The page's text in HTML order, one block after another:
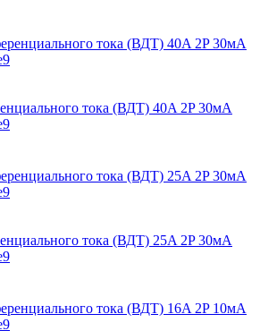
тока (ВДТ) 40A 2P 30мА
тока (ВДТ) 25A 2P 30мА